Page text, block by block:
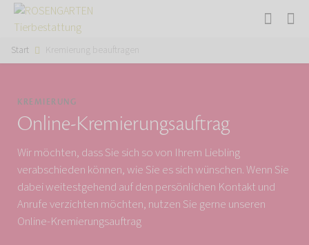
Start Kremierung beauftragen
KREMIERUNG
Online-Kremierungsauftrag
Wir möchten, dass Sie sich so von Ihrem Liebling
verabschieden können, wie Sie es sich wünschen. Wenn Sie
dabei weitestgehend auf den persönlichen Kontakt und
Anrufe verzichten möchten, nutzen Sie gerne unseren
Online-Kremierungsauftrag